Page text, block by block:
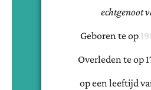
echtgenoot
Geboren teop
Overleden teop
op een leeftijd